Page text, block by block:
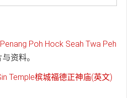
Poh Hock Seah Twa Peh
资料。
Temple槟城福德正神庙(英文)